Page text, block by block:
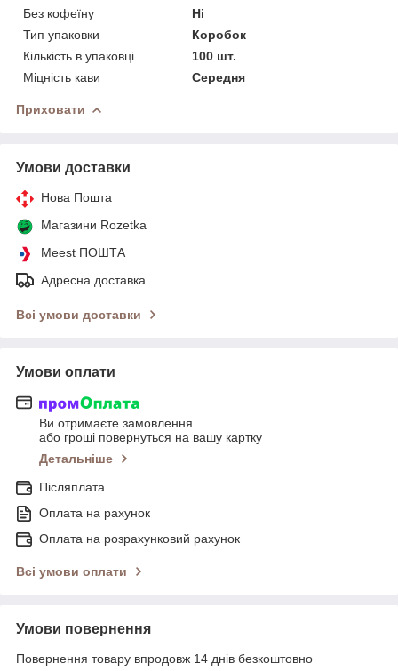
Без кофеїну
Ні
Тип упаковки
Коробок
Кількість в упаковці
100 шт.
Міцність кави
Середня
Приховати
Умови доставки
Нова Пошта
Магазини Rozetka
Meest ПОШТА
Адресна доставка
Всі умови доставки
Умови оплати
Ви отримаєте замовлення
або гроші повернуться на вашу картку
Детальніше
Післяплата
Оплата на рахунок
Оплата на розрахунковий рахунок
Всі умови оплати
Умови повернення
Повернення товару впродовж 14 днів безкоштовно